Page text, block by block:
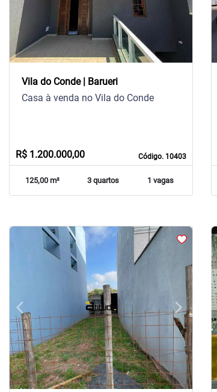
Vila do Conde | Barueri
Código. 10403
Casa à venda no Vila do Conde
R$ 1.200.000,00
125,00 m² 3 quartos 1 vagas
arrow_back_iosPrevious arrow_forward_iosNext